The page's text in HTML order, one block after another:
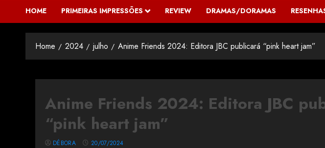
HOME PRIMEIRAS IMPRESSÕES REVIEW DRAMAS/DORAMAS
Home 2024 julho Anime Friends 2024: Editora JBC publicará “pink heart jam”
Anime Friends 2024: Editora JBC
“pink heart jam”
DÉBORA 20/07/2024